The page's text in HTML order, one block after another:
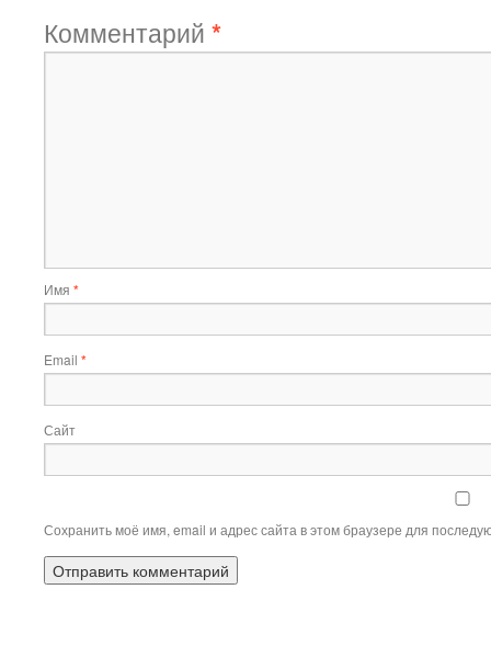
Комментарий *
Имя *
Email *
Сайт
Сохранить моё имя, email и адрес сайта в этом браузере для